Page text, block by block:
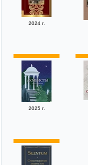
2024 г.
2025 г.